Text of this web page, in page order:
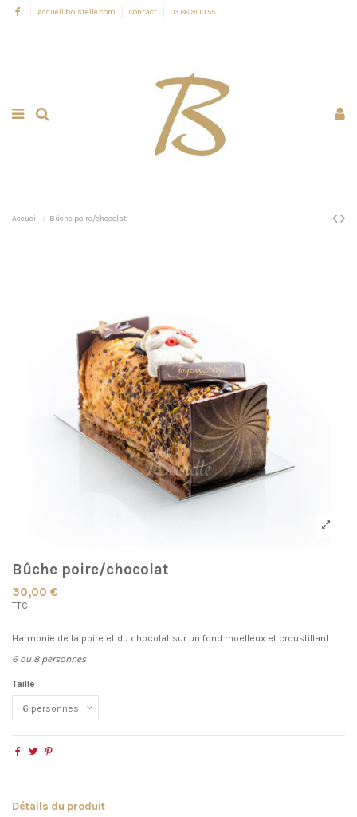
Accueil boistelle.com Contact 03 88 91 10 55
Accueil Bûche poire/chocolat
Bûche poire/chocolat
30,00 €
TTC
Harmonie de la poire et du chocolat sur un fond moelleux et croustillant.
6 ou 8 personnes
Taille
Détails du produit